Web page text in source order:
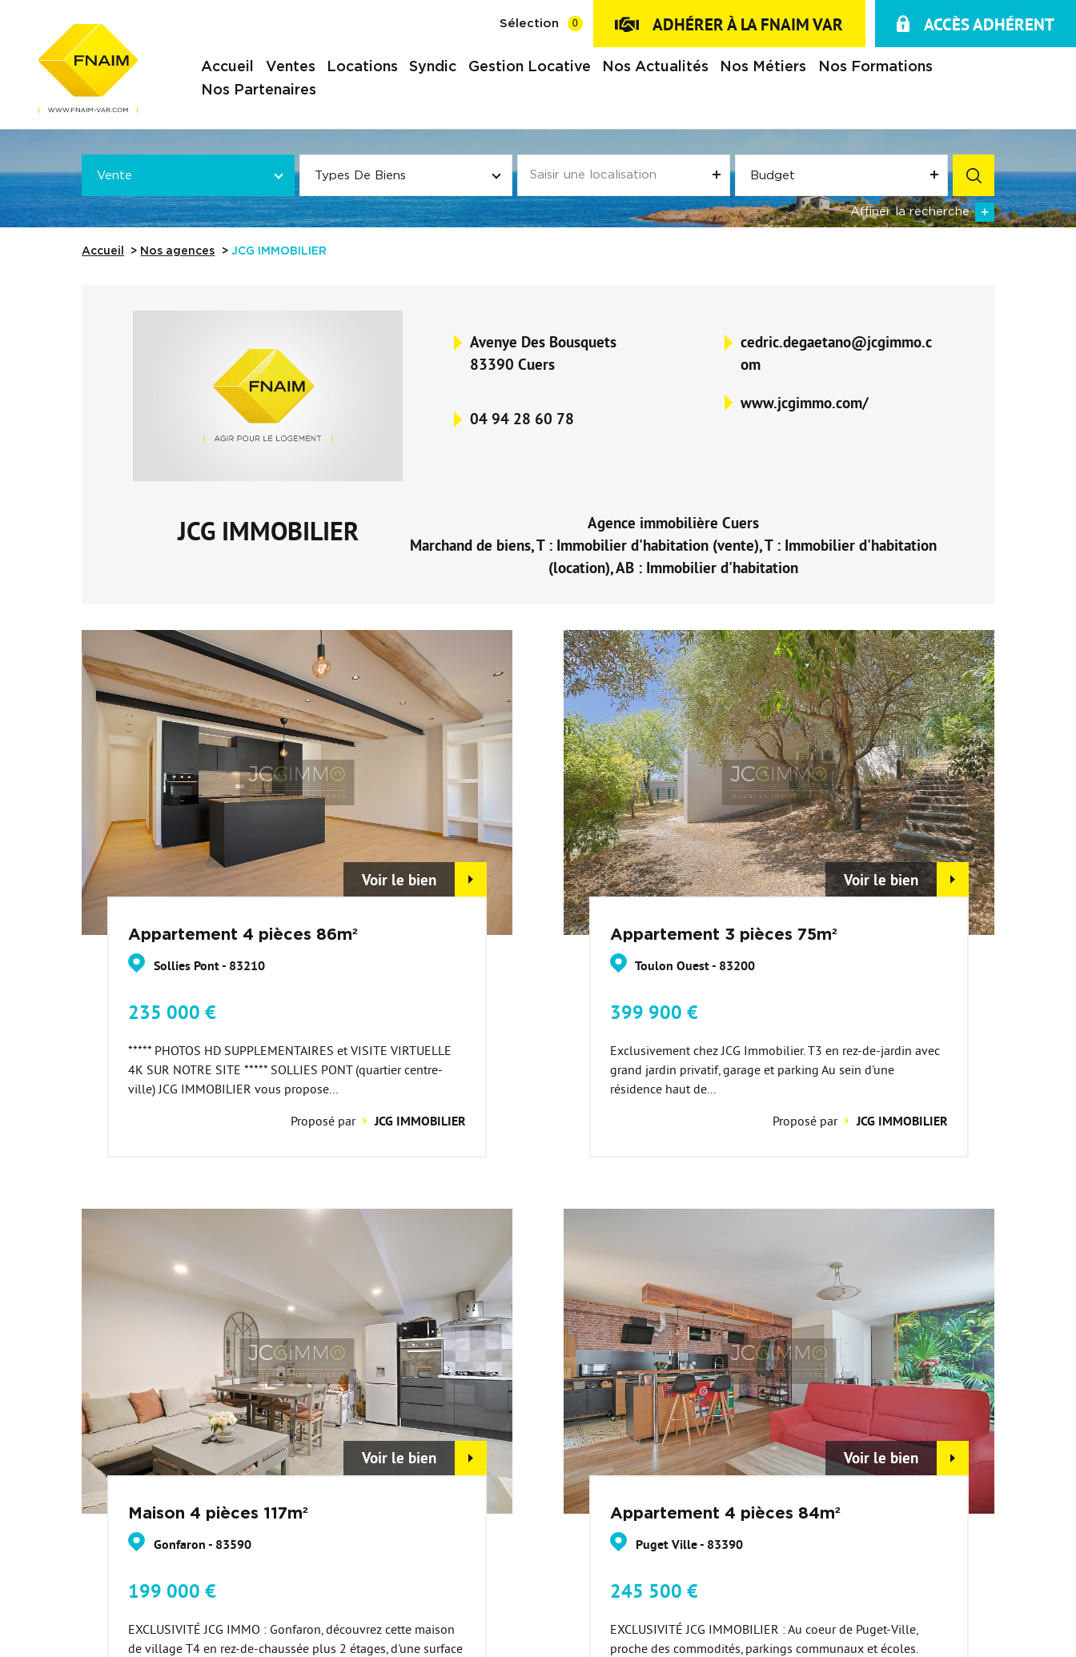
Sélection 0 ADHÉRER À LA FNAIM VAR ACCÈS ADHÉRENT
Accueil Ventes Locations Syndic Gestion Locative Nos Actualités Nos Métiers
Nos Formations
Nos Partenaires
VOTRE
* Vente Types De Biens Budget
Référence Affiner la recherche
Accueil Nos agences JCG IMMOBILIER
Avenye Des Bousquets
83390 Cuers
04 94 28 60 78
cedric.degaetano@jcgimmo.c
om
www.jcgimmo.com/
JCG IMMOBILIER
Agence immobilière Cuers
Marchand de biens, T : Immobilier d'habitation (vente), T : Immobilier d'habitation
(location), AB : Immobilier d'habitation
Voir le bien
Appartement 4 pièces 86m²
Sollies Pont - 83210
235 000 €
***** PHOTOS HD SUPPLEMENTAIRES et VISITE VIRTUELLE
4K SUR NOTRE SITE ***** SOLLIES PONT (quartier centre-
ville) JCG IMMOBILIER vous propose...
Proposé par
JCG IMMOBILIER
Voir le bien
Appartement 3 pièces 75m²
Toulon Ouest - 83200
399 900 €
Exclusivement chez JCG Immobilier. T3 en rez-de-jardin avec
grand jardin privatif, garage et parking Au sein d'une
résidence haut de...
Proposé par
JCG IMMOBILIER
Voir le bien
Maison 4 pièces 117m²
Gonfaron - 83590
199 000 €
EXCLUSIVITÉ JCG IMMO : Gonfaron, découvrez cette maison
de village T4 en rez-de-chaussée plus 2 étages, d'une surface
Voir le bien
Appartement 4 pièces 84m²
Puget Ville - 83390
245 500 €
EXCLUSIVITÉ JCG IMMOBILIER : Au coeur de Puget-Ville,
proche des commodités, parkings communaux et écoles.